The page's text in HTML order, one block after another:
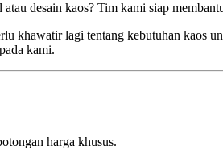
desain kaos? Tim kami siap
khawatir lagi tentang kebutuhan kaos
kami.
harga khusus.